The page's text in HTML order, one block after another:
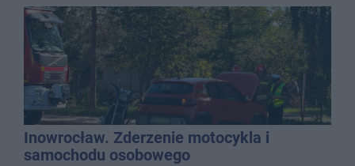
Inowrocław. Zderzenie motocykla i
samochodu osobowego